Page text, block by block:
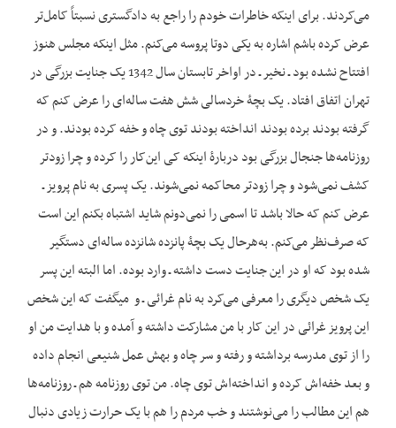
می‌کردند. برای این‏که خاطرات خودم را راجع به دادگستری نسبتاً کامل‌تر
عرض کرده باشم اشاره به یکی دوتا پروسه می‌کنم. مثل این‏که مجلس هنوز
افتتاح نشده بود ـ نخیر ـ در اواخر تابستان سال 1342 یک جنایت بزرگی در
تهران اتفاق افتاد. یک بچۀ خردسالی شش هفت ساله‌ای را عرض کنم که
گرفته بودند برده بودند انداخته بودند توی چاه و خفه کرده بودند. و در
روزنامه‌ها جنجال بزرگی بود دربارۀ این‏که کی این‌کار را کرده و چرا زودتر
کشف نمی‌شود و چرا زودتر محاکمه نمی‌شوند. یک پسری به نام پرویز ـ
عرض کنم که حالا باشد تا اسمی را نمی‌دونم شاید اشتباه بکنم این است
که صرف‌نظر می‌کنم. به‌هرحال یک بچۀ پانزده شانزده ساله‌ای دستگیر
شده بود که او در این جنایت دست داشته ـ وارد بوده. اما البته این پسر
یک شخص دیگری را معرفی می‌کرد به نام غرائی ـ و می‏گفت که این شخص
این پرویز غرائی در این کار با من مشارکت داشته و آمده و با هدایت من او
را از توی مدرسه برداشته و رفته و سر چاه و بهش عمل شنیعی انجام داده
و بعد خفه‌اش کرده و انداخته‌اش توی چاه. من توی روزنامه هم ـ روزنامه‌ها
هم این مطالب را می‌نوشتند و خب مردم را هم با یک حرارت زیادی دنبال